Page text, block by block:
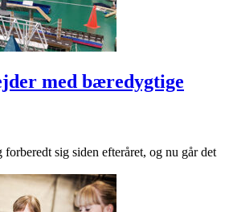
med bæredygtige
sig siden efteråret, og nu går det